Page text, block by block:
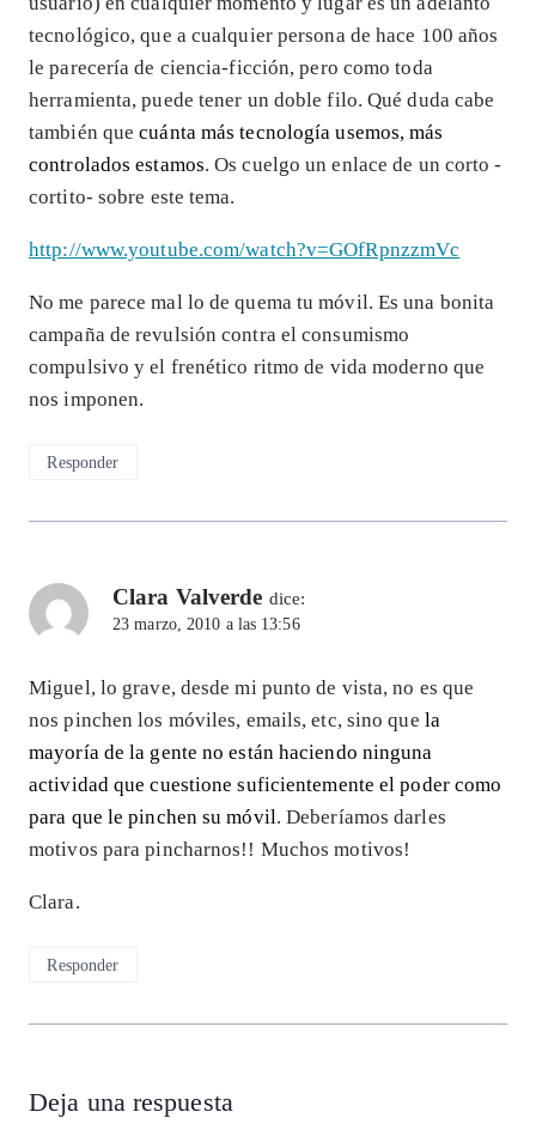
tecnológico, que a cualquier persona de hace 100 años
le parecería de ciencia-ficción, pero como toda
herramienta, puede tener un doble filo. Qué duda cabe
también quecuánta más tecnología usemos, más
controlados estamos. Os cuelgo un enlace de un corto -
cortito- sobre este tema.
http://www.youtube.com/watch?v=GOfRpnzzmVc
No me parece mal lo de quema tu móvil. Es una bonita
campaña de revulsión contra el consumismo
compulsivo y el frenético ritmo de vida moderno que
nos imponen.
Responder
Clara Valverde dice:
23 marzo, 2010 a las 13:56
Miguel, lo grave, desde mi punto de vista, no es que
nos pinchen los móviles, emails, etc, sino que la
mayoría de la gente no están haciendo ninguna
actividad que cuestione suficientemente el poder como
para que le pinchen su móvil. Deberíamos darles
motivos para pincharnos!! Muchos motivos!
Clara.
Responder
Deja una respuesta